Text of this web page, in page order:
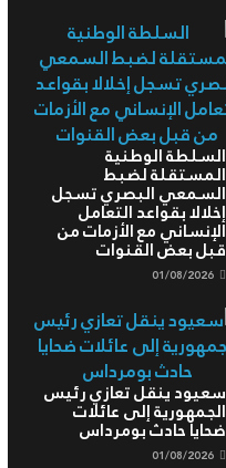
السلطة الوطنية
المستقلة لضبط
السمعي البصري تسجل
إخلالا بقواعد التعامل
الإنساني مع الأزمات من
قبل بعض القنوات
01/08/2026
سعيود ينقل تعازي رئيس
الجمهورية إلى عائلات
ضحايا حادث بومرداس
01/08/2026